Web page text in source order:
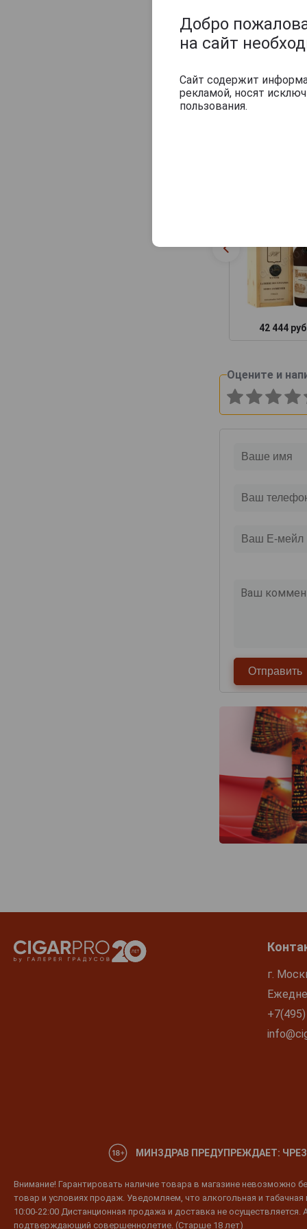
Похожие
42 444
Оцените и
г.
МИНЗДРАВ ПРЕДУПРЕЖДАЕТ:
Внимание! Гарантировать наличие товара в магазине невозможно
товар и условиях продаж. Уведомляем, что алкогольная и
10:00-22:00 Дистанционная продажа и доставка не
подтверждающий совершеннолетие. (Старше 18 лет)
Добро
на сайт
Сайт содержит
рекламой, носят
пользования.